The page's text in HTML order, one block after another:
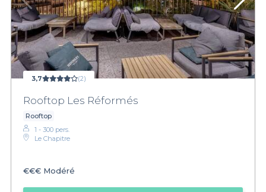
3,7 (2)
Rooftop Les Réformés
Rooftop
1 - 300 pers.
Le Chapitre
€€€ Modéré